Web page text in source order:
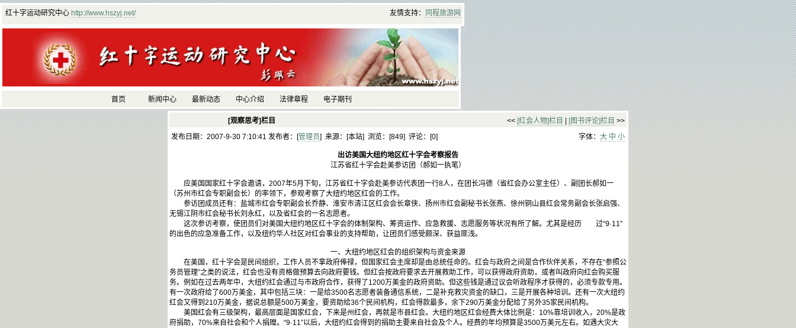
红十字运动研究中心 http://www.hszyj.net/ 友情支持： 同程旅游网
首页 新闻中心 最新动态 中心介绍 法律章程 电子期刊
[观察思考]栏目 << [红会人物]栏目 [图书评论]栏目 >>
发布日期：2007-9-30 7:10:41 发布者：[管理员] 来源：[本站] 浏览：[849] 评论：[0] 字体： 大 中 小
出访美国大纽约地区红十字会考察报告
江苏省红十字会赴美参访团（郝如一执笔）
应美国国家红十字会邀请，2007年5月下旬，江苏省红十字会赴美参访代表团一行8人，在团长冯德（省红会办公室主任）、副团长郝如一
（苏州市红会专职副会长）的率领下，参观考察了大纽约地区红会的工作。
参访团成员还有：盐城市红会专职副会长乔静、淮安市清江区红会会长章侠、扬州市红会副秘书长张燕、徐州铜山县红会常务副会长张启强、
无锡江阴市红会秘书长刘永红，以及省红会的一名志愿者。
这次参访考察，使团员们对美国大纽约地区红十字会的体制架构、筹资运作、应急救援、志愿服务等状况有所了解。尤其是经历 过“9·11”
的出色的应急准备工作，以及纽约华人社区对红会事业的支持帮助，让团员们感受颇深、获益匪浅。
一、大纽约地区红会的组织架构与资金来源
在美国，红十字会是民间组织，工作人员不拿政府俸禄，但国家红会主席却是由总统任命的。红会与政府之间是合作伙伴关系，不存在“参照公
务员管理”之类的说法，红会也没有资格做预算去向政府要钱。但红会按政府要求去开展救助工作，可以获得政府资助，或者叫政府向红会购买服
务。例如在过去两年中，大纽约红会通过与市政府合作，获得了1200万美金的政府资助。但这些钱是通过议会听政程序才获得的，必须专款专用。
有一次政府给了600万美金，其中包括三块：一是给3500名志愿者装备通信系统，二是补充救灾资金的缺口，三是开展各种培训。还有一次大纽约
红会又得到210万美金，据说总额是500万美金，要资助给36个民间机构，红会得款最多，余下290万美金分配给了另外35家民间机构。
美国红会有三级架构，最高层面是国家红会，下来是州红会，再就是市县红会。大纽约地区红会经费大体比例是：10%靠培训收入，20%是政
府捐助，70%来自社会和个人捐赠。“9·11”以后，大纽约红会得到的捐助主要来自社会及个人。经费的年均预算是3500万美元左右。如遇大灾大